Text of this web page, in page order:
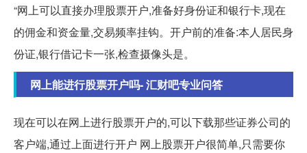
“网上可以直接办理股票开户,准备好身份证和银行卡,现在
的佣金和资金量,交易频率挂钩。开户前的准备:本人居民身
份证,银行借记卡一张,检查摄像头是。
网上能进行股票开户吗- 汇财吧专业问答
现在可以在网上进行股票开户的,可以下载那些证券公司的
客户端,通过上面进行开户 网上股票开户很简单,只需要你